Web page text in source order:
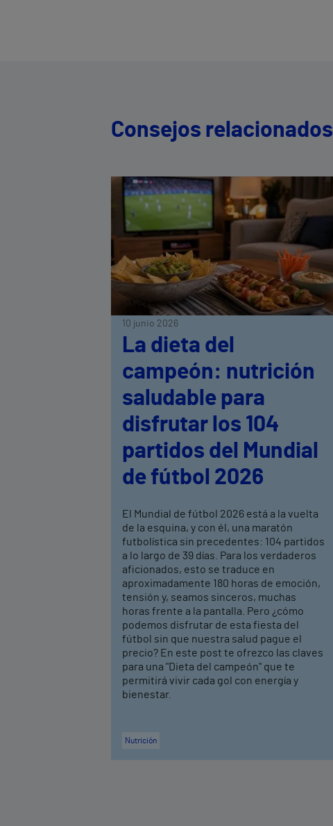
Consejos relacionados
10 junio 2026
La dieta del
campeón: nutrición
saludable para
disfrutar los 104
partidos del Mundial
de fútbol 2026
El Mundial de fútbol 2026 está a la vuelta
de la esquina, y con él, una maratón
futbolística sin precedentes: 104 partidos
a lo largo de 39 días. Para los verdaderos
aficionados, esto se traduce en
aproximadamente 180 horas de emoción,
tensión y, seamos sinceros, muchas
horas frente a la pantalla. Pero ¿cómo
podemos disfrutar de esta fiesta del
fútbol sin que nuestra salud pague el
precio? En este post te ofrezco las claves
para una "Dieta del campeón" que te
permitirá vivir cada gol con energía y
bienestar.
Nutrición